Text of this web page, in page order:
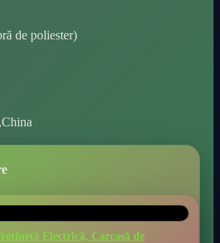
de poliester)
Electrică, Carcasă de